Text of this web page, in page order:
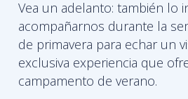
Vea un adelanto: también lo
acompañarnos durante la
de primavera para echar un
exclusiva experiencia que
campamento de verano.